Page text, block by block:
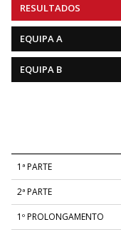
RESULTADOS
EQUIPA A
EQUIPA B
1ª PARTE
2ª PARTE
1º PROLONGAMENTO